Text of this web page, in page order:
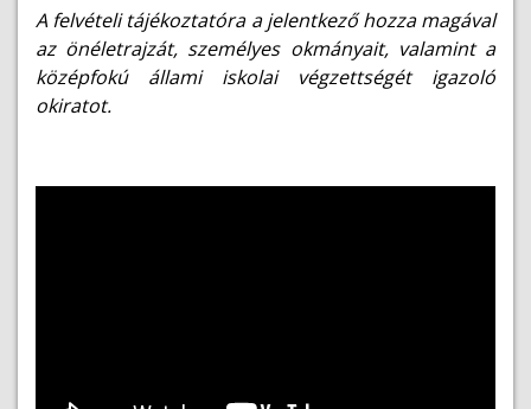
A felvételi tájékoztatóra a jelentkező hozza magával
az önéletrajzát, személyes okmányait, valamint a
középfokú állami iskolai végzettségét igazoló
okiratot.